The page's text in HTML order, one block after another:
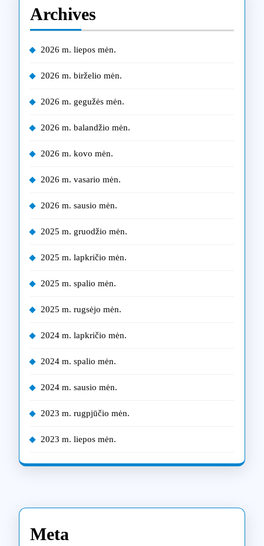
Archives
2026 m. liepos mėn.
2026 m. birželio mėn.
2026 m. gegužės mėn.
2026 m. balandžio mėn.
2026 m. kovo mėn.
2026 m. vasario mėn.
2026 m. sausio mėn.
2025 m. gruodžio mėn.
2025 m. lapkričio mėn.
2025 m. spalio mėn.
2025 m. rugsėjo mėn.
2024 m. lapkričio mėn.
2024 m. spalio mėn.
2024 m. sausio mėn.
2023 m. rugpjūčio mėn.
2023 m. liepos mėn.
Meta